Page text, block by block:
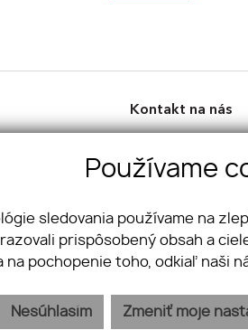
Kontakt na nás
Sládkovičova 7326,
Slovensko
+421 917 997 674
instagram
Používame
sledovania používame na
prispôsobený obsah a
na pochopenie toho, odkiaľ naši
Nesúhlasím Zmeniť moje